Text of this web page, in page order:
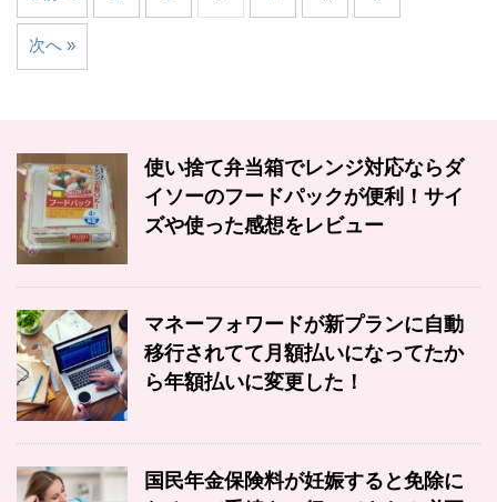
次へ »
使い捨て弁当箱でレンジ対応ならダ
イソーのフードパックが便利！サイ
ズや使った感想をレビュー
マネーフォワードが新プランに自動
移行されてて月額払いになってたか
ら年額払いに変更した！
国民年金保険料が妊娠すると免除に